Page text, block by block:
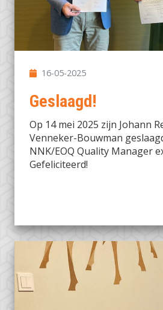
16-05-2025
Geslaagd!
Op 14 mei 2025 zijn Johann
Venneker-Bouwman
NNK/EOQ Quality Manager
Gefeliciteerd!